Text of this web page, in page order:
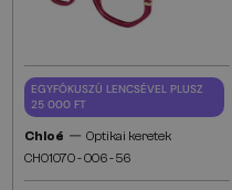
EGYFÓKUSZÚ LENCSÉVEL PLUSZ
25 000 FT
Chloé — Optikai keretek
CH0107O - 006 - 56